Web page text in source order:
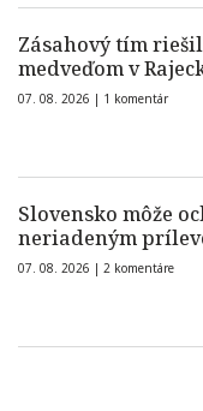
Zásahový tím
medveďom v
07. 08. 2026 | 1 komentár
Slovensko môže
neriadeným
07. 08. 2026 | 2 komentáre